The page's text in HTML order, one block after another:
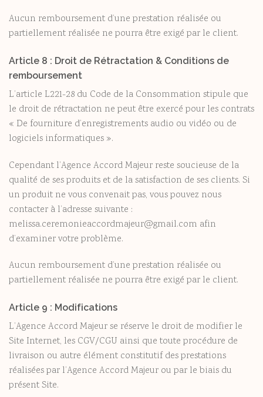
Aucun remboursement d’une prestation réalisée ou
partiellement réalisée ne pourra être exigé par le client.
Article 8 : Droit de Rétractation & Conditions de
remboursement
L’article L221-28 du Code de la Consommation stipule que
le droit de rétractation ne peut être exercé pour les contrats
« De fourniture d’enregistrements audio ou vidéo ou de
logiciels informatiques ».
Cependant l’Agence Accord Majeur reste soucieuse de la
qualité de ses produits et de la satisfaction de ses clients. Si
un produit ne vous convenait pas, vous pouvez nous
contacter à l’adresse suivante :
melissa.ceremonieaccordmajeur@gmail.com afin
d’examiner votre problème.
Aucun remboursement d’une prestation réalisée ou
partiellement réalisée ne pourra être exigé par le client.
Article 9 : Modifications
L’Agence Accord Majeur se réserve le droit de modifier le
Site Internet, les CGV/CGU ainsi que toute procédure de
livraison ou autre élément constitutif des prestations
réalisées par l’Agence Accord Majeur ou par le biais du
présent Site.